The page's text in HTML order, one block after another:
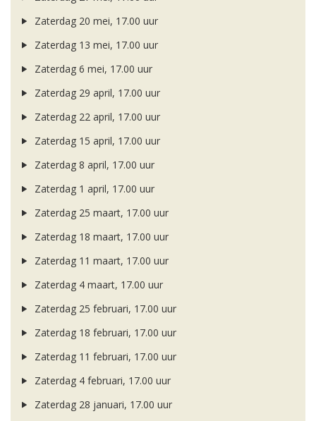
Zaterdag 20 mei, 17.00 uur
Zaterdag 13 mei, 17.00 uur
Zaterdag 6 mei, 17.00 uur
Zaterdag 29 april, 17.00 uur
Zaterdag 22 april, 17.00 uur
Zaterdag 15 april, 17.00 uur
Zaterdag 8 april, 17.00 uur
Zaterdag 1 april, 17.00 uur
Zaterdag 25 maart, 17.00 uur
Zaterdag 18 maart, 17.00 uur
Zaterdag 11 maart, 17.00 uur
Zaterdag 4 maart, 17.00 uur
Zaterdag 25 februari, 17.00 uur
Zaterdag 18 februari, 17.00 uur
Zaterdag 11 februari, 17.00 uur
Zaterdag 4 februari, 17.00 uur
Zaterdag 28 januari, 17.00 uur